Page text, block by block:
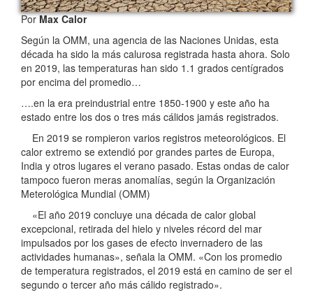
PorMax Calor
Según la OMM, una agencia de las Naciones Unidas, esta
década ha sido la más calurosa registrada hasta ahora. Solo
en 2019, las temperaturas han sido 1.1 grados centígrados
por encima del promedio…
….en la era preindustrial entre 1850-1900 y este año ha
estado entre los dos o tres más cálidos jamás registrados.
En 2019 se rompieron varios registros meteorológicos. El
calor extremo se extendió por grandes partes de Europa,
India y otros lugares el verano pasado. Estas ondas de calor
tampoco fueron meras anomalías, según la Organización
Meterológica Mundial (OMM)
«El año 2019 concluye una década de calor global
excepcional, retirada del hielo y niveles récord del mar
impulsados por los gases de efecto invernadero de las
actividades humanas», señala la OMM. «Con los promedio
de temperatura registrados, el 2019 está en camino de ser el
segundo o tercer año más cálido registrado».